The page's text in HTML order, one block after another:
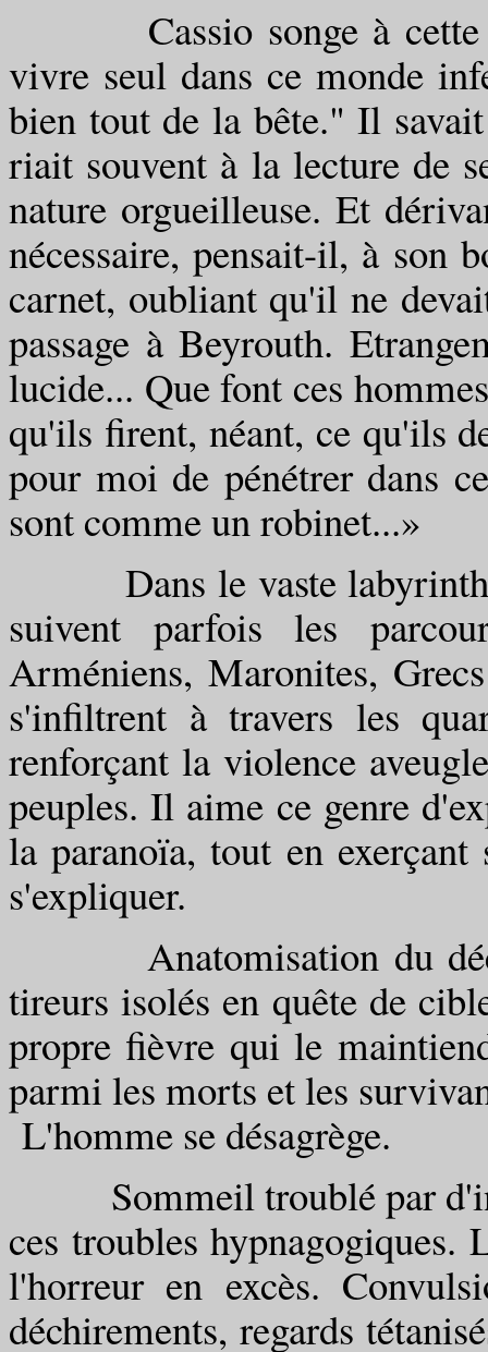
Cassio songe à cette
vivre seul dans ce monde
bien tout de la bête." Il
riait souvent à la lecture de
nature orgueilleuse. Et
nécessaire, pensait-il, à son
carnet, oubliant qu'il ne
passage à Beyrouth.
lucide... Que font ces
qu'ils firent, néant, ce qu'ils
pour moi de pénétrer dans
sont comme un robinet...»
Dans le vaste labyrinthe
suivent parfois les
Arméniens, Maronites,
s'infiltrent à travers les
renforçant la violence
peuples. Il aime ce genre
la paranoïa, tout en
s'expliquer.
Anatomisation du
tireurs isolés en quête de
propre fièvre qui le
parmi les morts et les
L'homme se désagrège.
Sommeil troublé par
ces troubles
l'horreur en excès.
déchirements, regards